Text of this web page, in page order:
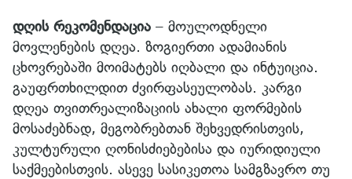
დღის რეკომენდაცია – მოულოდნელი
მოვლენების დღეა. ზოგიერთი ადამიანის
ცხოვრებაში მოიმატებს იღბალი და ინტუიცია.
გაუფრთხილდით ძვირფასეულობას. კარგი
დღეა თვითრეალიზაციის ახალი ფორმების
მოსაძებნად, მეგობრებთან შეხვედრისთვის,
კულტურული ღონისძიებებისა და იურიდიული
საქმეებისთვის. ასევე სასიკეთოა სამგზავრო თუ